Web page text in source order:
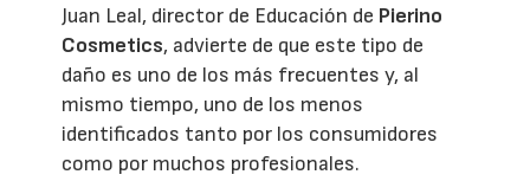
Juan Leal, director de Educación de Pierino
Cosmetics, advierte de que este tipo de
daño es uno de los más frecuentes y, al
mismo tiempo, uno de los menos
identificados tanto por los consumidores
como por muchos profesionales.